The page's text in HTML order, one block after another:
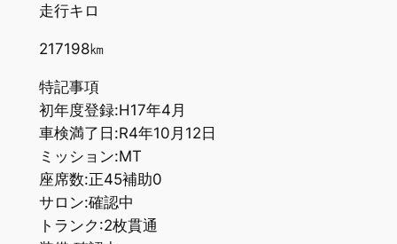
走行キロ
217198㎞
特記事項
初年度登録:H17年4月
車検満了日:R4年10月12日
ミッション:MT
座席数:正45補助0
サロン:確認中
トランク:2枚貫通